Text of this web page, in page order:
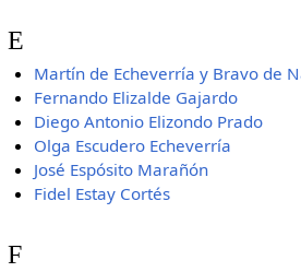
E
Martín de Echeverría y Bravo de
Fernando Elizalde Gajardo
Diego Antonio Elizondo Prado
Olga Escudero Echeverría
José Espósito Marañón
Fidel Estay Cortés
F